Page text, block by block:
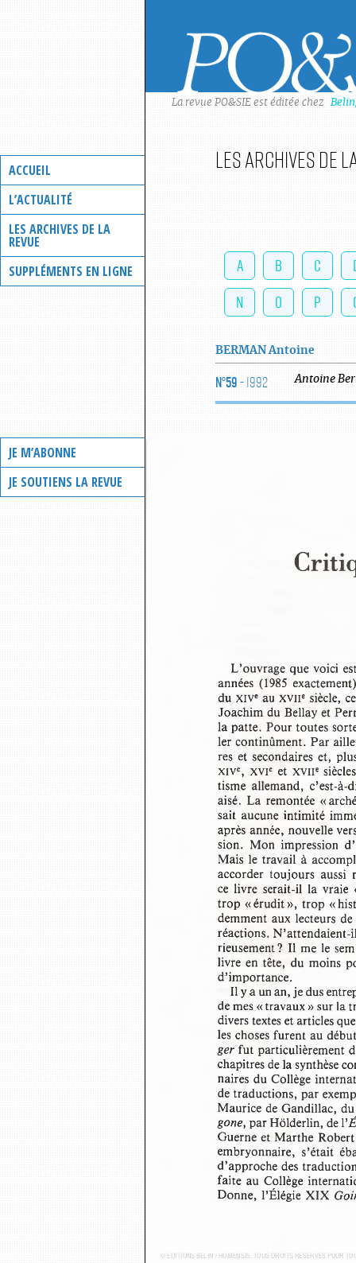
ACCUEIL
L’ACTUALITÉ
LES ARCHIVES DE LA
REVUE
SUPPLÉMENTS EN LIGNE
JE M’ABONNE
JE SOUTIENS LA REVUE
La revue PO&SIE est éditée chez
Les archives de
A B C
N
O P
BERMAN Antoine
N°59- 1992 Antoine
L’ouvrage que voici
années  (1985
du XIVe au XVIIe siècle,
Joachim du Bellay et
la patte. Pour toutes
ler continûment. Par
res  et secondaires  et,
XIVe,  XVIe et XVIIe
tisme  allemand,  c’est-
aisé.  La remontée
sait aucune intimité
après année, nouvelle
sion.  Mon  impression
Mais le travail à
accorder  toujours
ce  livre  serait-il  la
trop « érudit »,  trop «
demment aux lecteurs
réactions.
rieusement?  Il me le
livre en tête,  du moins
d’importance.
Il y a un an, je dus
de mes « travaux » sur
divers textes et articles
les choses furent au
ger fut particulièrement
chapitres de la synthèse
naires du Collège
de traductions, par
Maurice de Gandillac,
gone, par Hölderlin, de l’
Guerne et Marthe
embryonnaire,  s’était
d’approche des
faite au  Collège
Donne, l’Élégie XIX
© ÉDITIONS BELIN / HUMENSIS. TOUS DROITS RÉSERVÉS POUR